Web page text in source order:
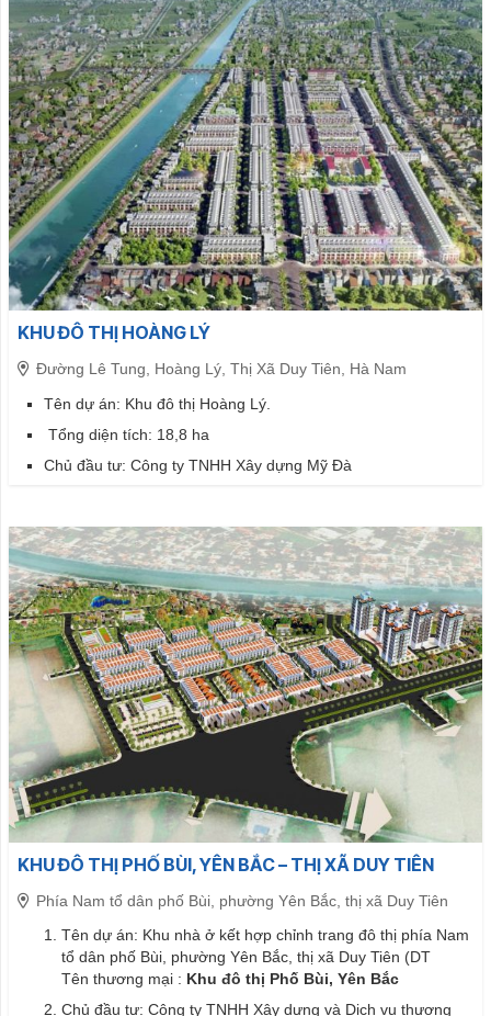
KHU ĐÔ THỊ HOÀNG LÝ
Đường Lê Tung, Hoàng Lý, Thị Xã Duy Tiên, Hà Nam
Tên dự án: Khu đô thị Hoàng Lý.
Tổng diện tích: 18,8 ha
Chủ đầu tư: Công ty TNHH Xây dựng Mỹ Đà
KHU ĐÔ THỊ PHỐ BÙI, YÊN BẮC – THỊ XÃ DUY TIÊN
Phía Nam tổ dân phố Bùi, phường Yên Bắc, thị xã Duy Tiên
Tên dự án: Khu nhà ở kết hợp chỉnh trang đô thị phía Nam
tổ dân phố Bùi, phường Yên Bắc, thị xã Duy Tiên (DT
Tên thương mại : Khu đô thị Phố Bùi, Yên Bắc
Chủ đầu tư: Công ty TNHH Xây dựng và Dịch vụ thương